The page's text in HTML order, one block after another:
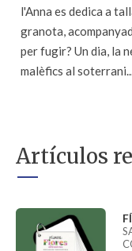
l'Anna es dedica a
granota,
per fugir? Un dia, la
malèfics al
Artículos